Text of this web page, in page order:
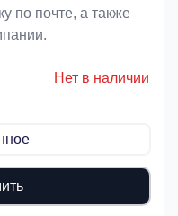
по почте, а также
Нет в наличии